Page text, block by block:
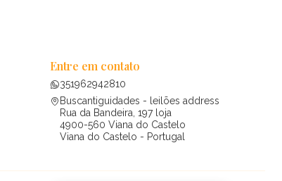
Entre em contato
351962942810
Buscantiguidades - leilões address
Rua da Bandeira, 197 loja
4900-560 Viana do Castelo
Viana do Castelo - Portugal